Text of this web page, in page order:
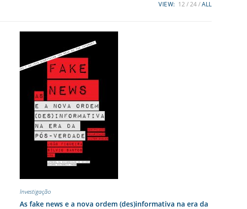
VIEW: 12 24 ALL
Investigação
As fake news e a nova ordem (des)informativa na era da